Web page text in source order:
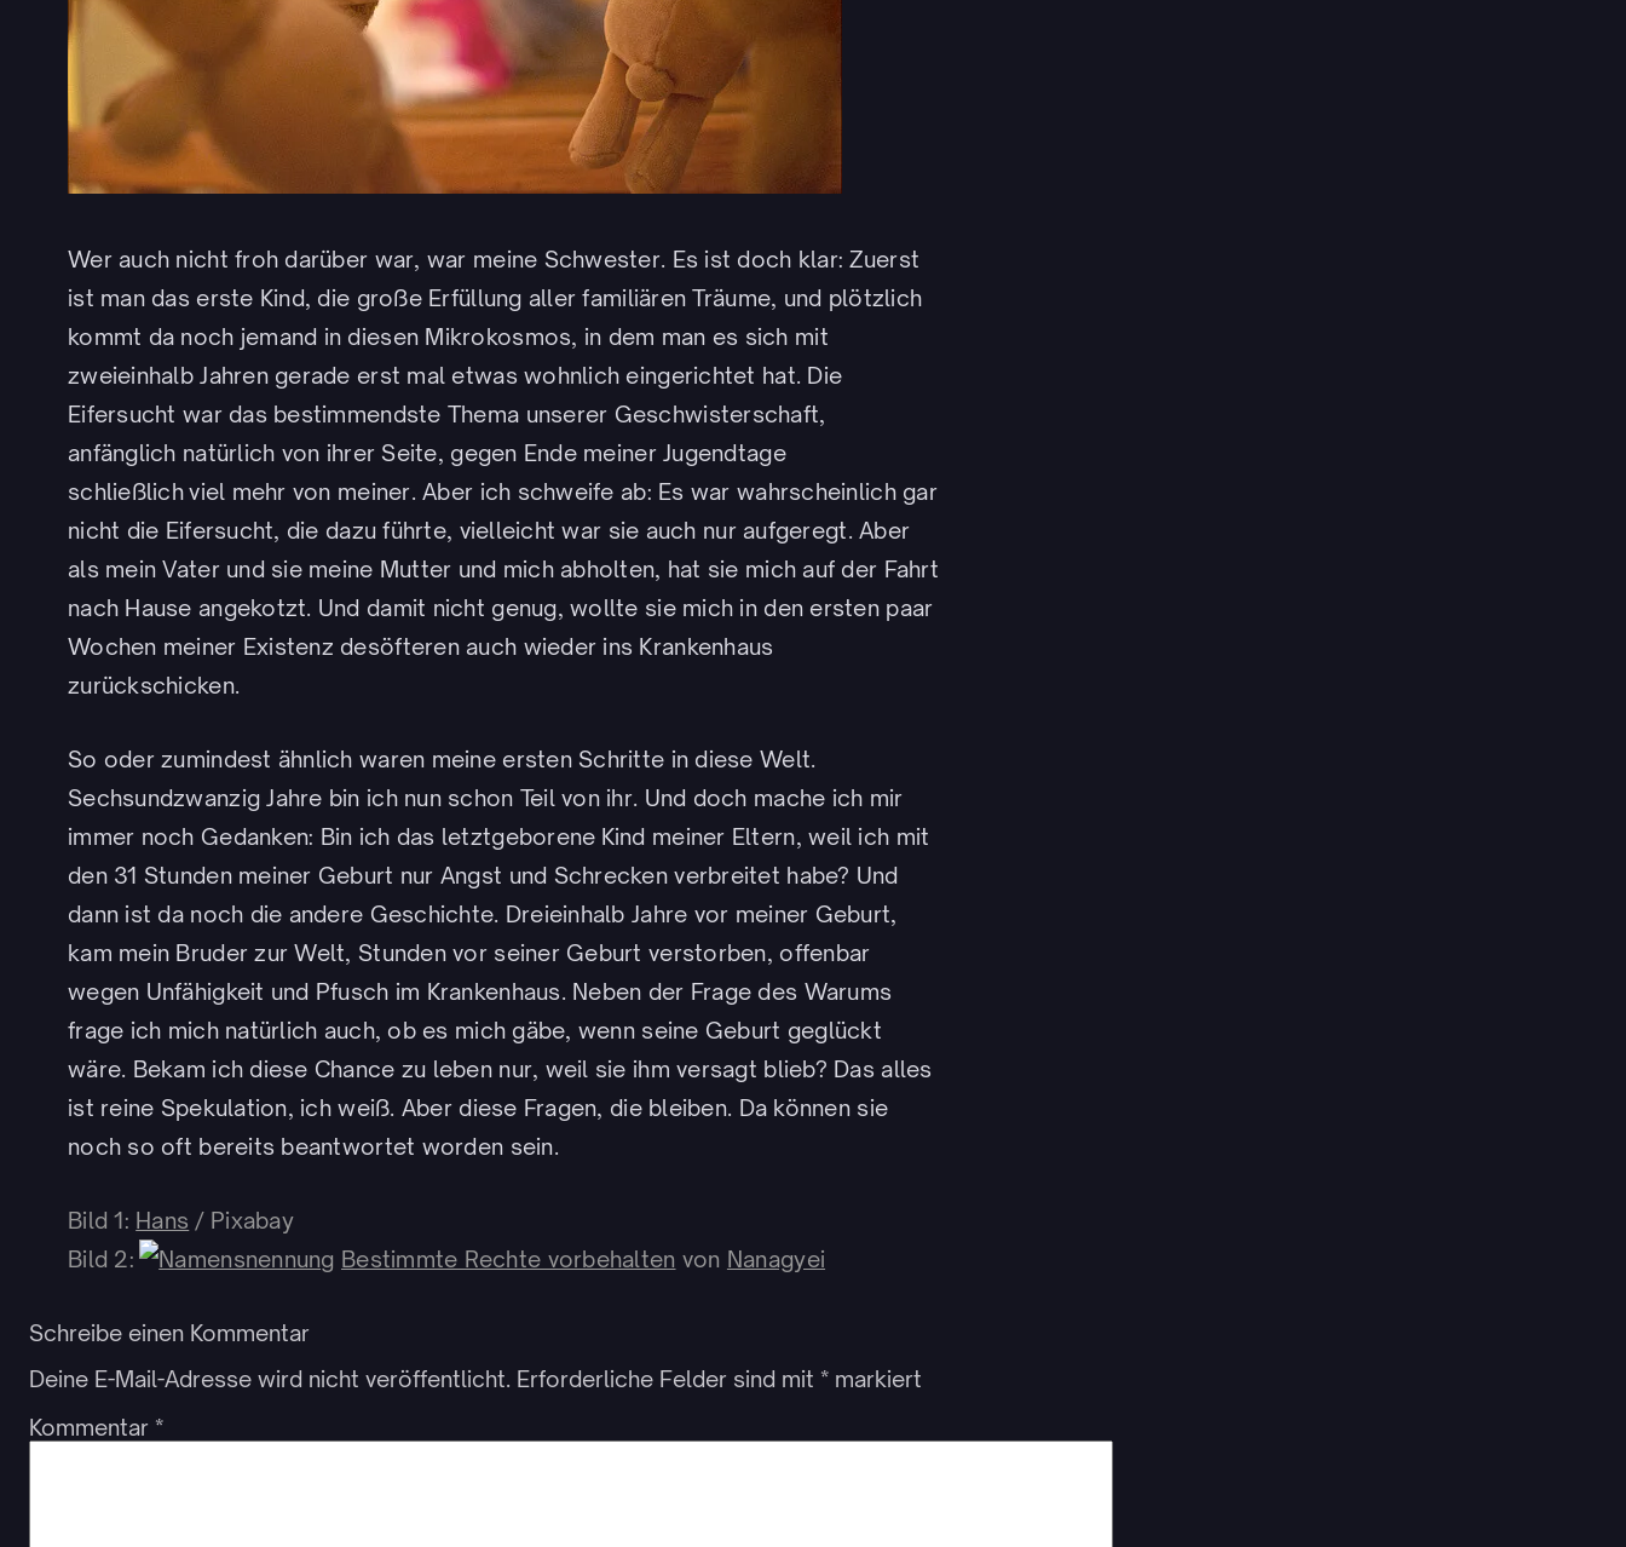
Wer auch nicht froh darüber war, war meine Schwester. Es ist doch klar: Zuerst
ist man das erste Kind, die große Erfüllung aller familiären Träume, und plötzlich
kommt da noch jemand in diesen Mikrokosmos, in dem man es sich mit
zweieinhalb Jahren gerade erst mal etwas wohnlich eingerichtet hat. Die
Eifersucht war das bestimmendste Thema unserer Geschwisterschaft,
anfänglich natürlich von ihrer Seite, gegen Ende meiner Jugendtage
schließlich viel mehr von meiner. Aber ich schweife ab: Es war wahrscheinlich gar
nicht die Eifersucht, die dazu führte, vielleicht war sie auch nur aufgeregt. Aber
als mein Vater und sie meine Mutter und mich abholten, hat sie mich auf der Fahrt
nach Hause angekotzt. Und damit nicht genug, wollte sie mich in den ersten paar
Wochen meiner Existenz desöfteren auch wieder ins Krankenhaus
zurückschicken.
So oder zumindest ähnlich waren meine ersten Schritte in diese Welt.
Sechsundzwanzig Jahre bin ich nun schon Teil von ihr. Und doch mache ich mir
immer noch Gedanken: Bin ich das letztgeborene Kind meiner Eltern, weil ich mit
den 31 Stunden meiner Geburt nur Angst und Schrecken verbreitet habe? Und
dann ist da noch die andere Geschichte. Dreieinhalb Jahre vor meiner Geburt,
kam mein Bruder zur Welt, Stunden vor seiner Geburt verstorben, offenbar
wegen Unfähigkeit und Pfusch im Krankenhaus. Neben der Frage des Warums
frage ich mich natürlich auch, ob es mich gäbe, wenn seine Geburt geglückt
wäre. Bekam ich diese Chance zu leben nur, weil sie ihm versagt blieb? Das alles
ist reine Spekulation, ich weiß. Aber diese Fragen, die bleiben. Da können sie
noch so oft bereits beantwortet worden sein.
Bild 1: Hans / Pixabay
Bild 2:
Bestimmte Rechte vorbehalten von Nanagyei
Schreibe einen Kommentar
Deine E-Mail-Adresse wird nicht veröffentlicht. Erforderliche Felder sind mit * markiert
Kommentar *